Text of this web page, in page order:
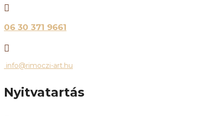

06 30 371 9661

info@rimoczi-art.hu
Nyitvatartás